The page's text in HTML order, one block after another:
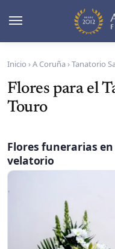
Inicio ›A Coruña›Tanatorio
Flores para el
Touro
Flores funerarias
velatorio